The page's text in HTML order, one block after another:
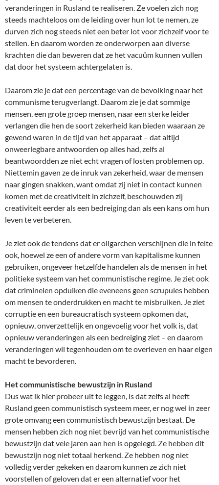
veranderingen in Rusland te realiseren. Ze voelen zich nog
steeds machteloos om de leiding over hun lot te nemen, ze
durven zich nog steeds niet een beter lot voor zichzelf voor te
stellen. En daarom worden ze onderworpen aan diverse
krachten die dan beweren dat ze het vacuüm kunnen vullen
dat door het systeem achtergelaten is.
Daarom zie je dat een percentage van de bevolking naar het
communisme terugverlangt. Daarom zie je dat sommige
mensen, een grote groep mensen, naar een sterke leider
verlangen die hen de soort zekerheid kan bieden waaraan ze
gewend waren in de tijd van het apparaat – dat altijd
onweerlegbare antwoorden op alles had, zelfs al
beantwoordden ze niet echt vragen of losten problemen op.
Niettemin gaven ze de inruk van zekerheid, waar de mensen
naar gingen snakken, want omdat zij niet in contact kunnen
komen met de creativiteit in zichzelf, beschouwden zij
creativiteit eerder als een bedreiging dan als een kans om hun
leven te verbeteren.
Je ziet ook de tendens dat er oligarchen verschijnen die in feite
ook, hoewel ze een of andere vorm van kapitalisme kunnen
gebruiken, ongeveer hetzelfde handelen als de mensen in het
politieke systeem van het communistische regime. Je ziet ook
dat criminelen opduiken die eveneens geen scrupules hebben
om mensen te onderdrukken en macht te misbruiken. Je ziet
corruptie en een bureaucratisch systeem opkomen dat,
opnieuw, onverzettelijk en ongevoelig voor het volk is, dat
opnieuw veranderingen als een bedreiging ziet – en daarom
veranderingen wil tegenhouden om te overleven en haar eigen
macht te bevorderen.
Het communistische bewustzijn in Rusland
Dus wat ik hier probeer uit te leggen, is dat zelfs al heeft
Rusland geen communistisch systeem meer, er nog wel in zeer
grote omvang een communistisch bewustzijn bestaat. De
mensen hebben zich nog niet bevrijd van het communistische
bewustzijn dat vele jaren aan hen is opgelegd. Ze hebben dit
bewustzijn nog niet totaal herkend. Ze hebben nog niet
volledig verder gekeken en daarom kunnen ze zich niet
voorstellen of geloven dat er een alternatief voor het